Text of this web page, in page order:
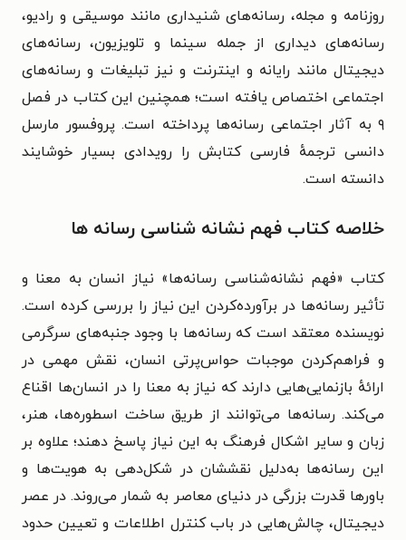
روزنامه و مجله، رسانه‌های شنیداری مانند موسیقی و رادیو،
رسانه‌های دیداری از جمله سینما و تلویزیون، رسانه‌های
دیجیتال مانند رایانه و اینترنت و نیز تبلیغات و رسانه‌های
اجتماعی اختصاص یافته است؛ همچنین این کتاب در فصل
۹ به آثار اجتماعی رسانه‌ها پرداخته است.
پروفسور مارسل
دانسی ترجمهٔ فارسی کتابش را رویدادی بسیار خوشایند
دانسته است.
خلاصه کتاب فهم نشانه شناسی رسانه ها
کتاب «فهم نشانه‌شناسی رسانه‌ها» نیاز انسان به معنا و
تأثیر رسانه‌ها در برآورده‌کردن این نیاز را بررسی کرده است.
نویسنده معتقد است که رسانه‌ها با وجود جنبه‌های سرگرمی
و فراهم‌کردن موجبات حواس‌پرتی انسان، نقش مهمی در
ارائهٔ بازنمایی‌هایی دارند که نیاز به معنا را در انسان‌ها اقناع
می‌کند. رسانه‌ها می‌توانند از طریق ساخت اسطوره‌ها، هنر،
زبان و سایر اشکال فرهنگ به این نیاز پاسخ دهند؛ علاوه بر
این رسانه‌ها به‌دلیل نقششان در شکل‌دهی به هویت‌ها و
باورها قدرت بزرگی در دنیای معاصر به شمار می‌روند. در عصر
دیجیتال، چالش‌هایی در باب کنترل اطلاعات و تعیین حدود